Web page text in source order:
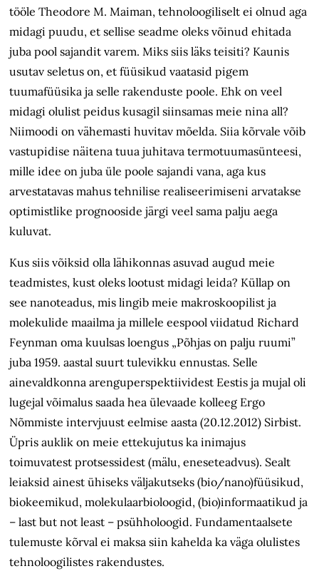
tööle Theodore M. Maiman, tehnoloogiliselt ei olnud aga
midagi puudu, et sellise seadme oleks võinud ehitada
juba pool sajandit varem. Miks siis läks teisiti? Kaunis
usutav seletus on, et füüsikud vaatasid pigem
tuumafüüsika ja selle rakenduste poole. Ehk on veel
midagi olulist peidus kusagil siinsamas meie nina all?
Niimoodi on vähemasti huvitav mõelda. Siia kõrvale võib
vastupidise näitena tuua juhitava termotuumasünteesi,
mille idee on juba üle poole sajandi vana, aga kus
arvestatavas mahus tehnilise realiseerimiseni arvatakse
optimistlike prognooside järgi veel sama palju aega
kuluvat.
Kus siis võiksid olla lähikonnas asuvad augud meie
teadmistes, kust oleks lootust midagi leida? Küllap on
see nanoteadus, mis lingib meie makroskoopilist ja
molekulide maailma ja millele eespool viidatud Richard
Feynman oma kuulsas loengus „Põhjas on palju ruumi”
juba 1959. aastal suurt tulevikku ennustas. Selle
ainevaldkonna arenguperspektiividest Eestis ja mujal oli
lugejal võimalus saada hea ülevaade kolleeg Ergo
Nõmmiste intervjuust eelmise aasta (20.12.2012) Sirbist.
Üpris auklik on meie ettekujutus ka inimajus
toimuvatest protsessidest (mälu, eneseteadvus). Sealt
leiaksid ainest ühiseks väljakutseks (bio/nano)füüsikud,
biokeemikud, molekulaarbioloogid, (bio)informaatikud ja
– last but not least – psühholoogid. Fundamentaalsete
tulemuste kõrval ei maksa siin kahelda ka väga olulistes
tehnoloogilistes rakendustes.